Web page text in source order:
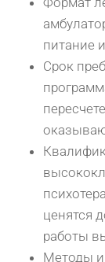
питание
Срок
ценятся
работы
Методы